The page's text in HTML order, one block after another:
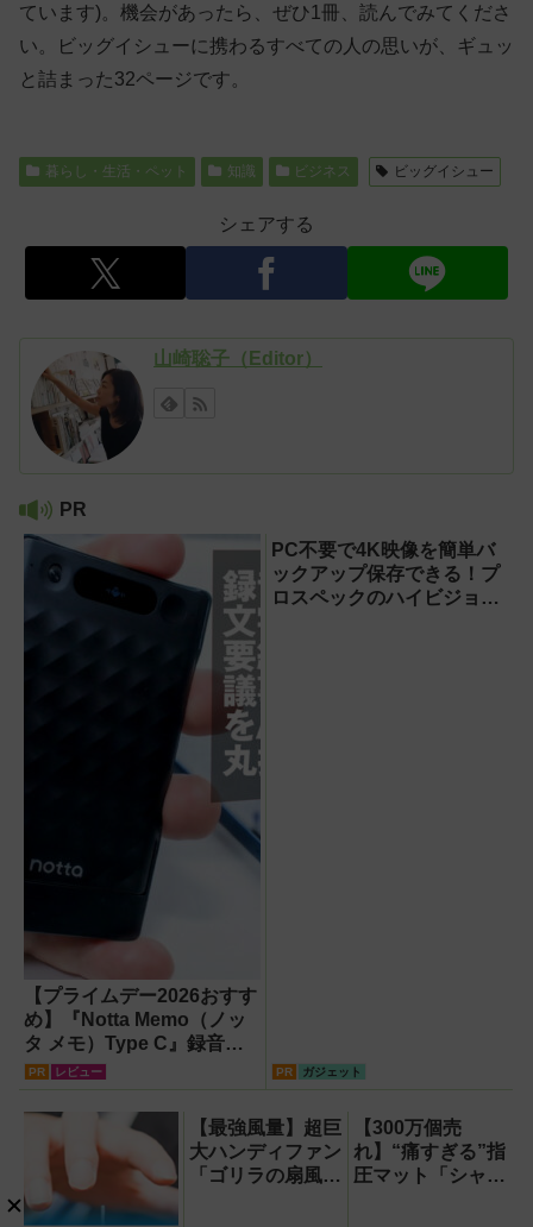
ています)。機会があったら、ぜひ1冊、読んでみてくださ
い。ビッグイシューに携わるすべての人の思いが、ギュッ
と詰まった32ページです。
暮らし・生活・ペット 知識 ビジネス ビッグイシュー
シェアする
山崎聡子（Editor）
PR
【プライムデー2026おすす
め】『Notta Memo（ノッ
タ メモ）Type C』録音か
らAI自動文字起こし・翻
スレコーダー！【議事録作
成】
PR レビュー
PC不要で4K映像を簡単バ
ックアップ保存できる！プ
ロスペックのハイビジョン
PR ガジェット
【最強風量】超巨
大ハンディファン
「ゴリラの扇風
【300万個売
れ】“痛すぎる”指
圧マット「シャク